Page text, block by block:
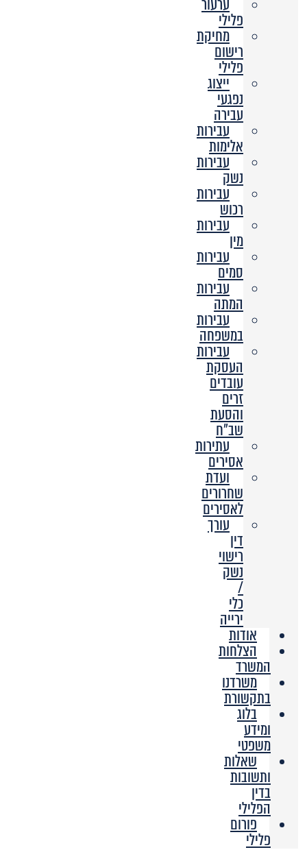
פלילי
מחיקת
רישום
פלילי
ייצוג
נפגעי
עבירה
עבירות
אלימות
עבירות
נשק
עבירות
רכוש
עבירות
מין
עבירות
סמים
עבירות
המתה
עבירות
במשפחה
עבירות
העסקת
עובדים
זרים
והסעת
שב”ח
עתירות
אסירים
ועדת
שחרורים
לאסירים
עורך
דין
רישוי
נשק
/
כלי
ירייה
אודות
הצלחות
המשרד
משרדנו
בתקשורת
בלוג
ומידע
משפטי
שאלות
ותשובות
בדין
הפלילי
פורום
פלילי